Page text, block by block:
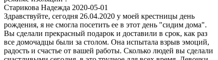
Старикова Надежда 2020-05-01
Здравствуйте, сегодня 26.04.2020 у моей крестницы день
рождения, я не смогла посетить ее в этот день "сидим дома".
Вы сделали прекрасный подарок и доставили в срок, как раз
все домочадцы были за столом. Она испытала взрыв эмоций,
радость и счастье от вашей работы. Сколько людей вы сделали